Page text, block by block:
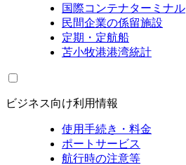
国際コンテナターミナル
民間企業の係留施設
定期・定航船
苫小牧港港湾統計
ビジネス向け利用情報
使用手続き・料金
ポートサービス
航行時の注意等